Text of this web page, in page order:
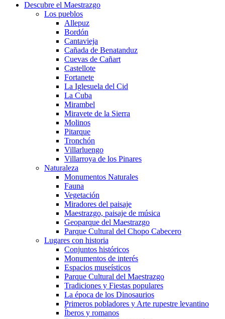
Descubre el Maestrazgo
Los pueblos
Allepuz
Bordón
Cantavieja
Cañada de Benatanduz
Cuevas de Cañart
Castellote
Fortanete
La Iglesuela del Cid
La Cuba
Mirambel
Miravete de la Sierra
Molinos
Pitarque
Tronchón
Villarluengo
Villarroya de los Pinares
Naturaleza
Monumentos Naturales
Fauna
Vegetación
Miradores del paisaje
Maestrazgo, paisaje de música
Geoparque del Maestrazgo
Parque Cultural del Chopo Cabecero
Lugares con historia
Conjuntos históricos
Monumentos de interés
Espacios museísticos
Parque Cultural del Maestrazgo
Tradiciones y Fiestas populares
La época de los Dinosaurios
Primeros pobladores y Arte rupestre levantino
Íberos y romanos